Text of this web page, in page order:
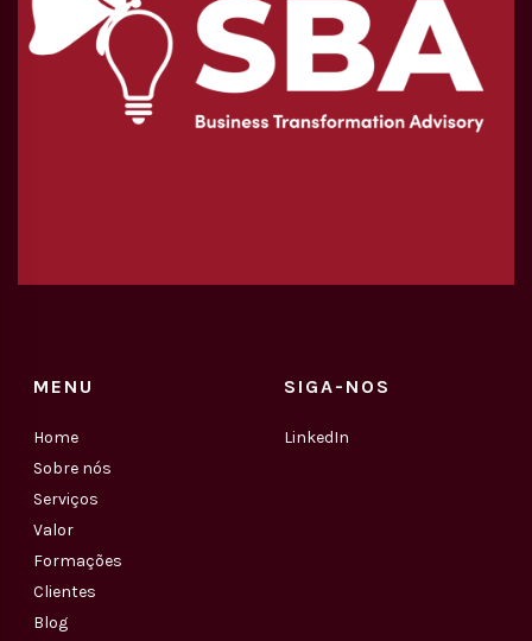
MENU
Home
Sobre nós
Serviços
Valor
Formações
Clientes
Blog
SIGA-NOS
LinkedIn